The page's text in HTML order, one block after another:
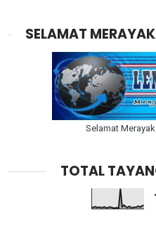
SELAMAT
Selamat
TOTAL